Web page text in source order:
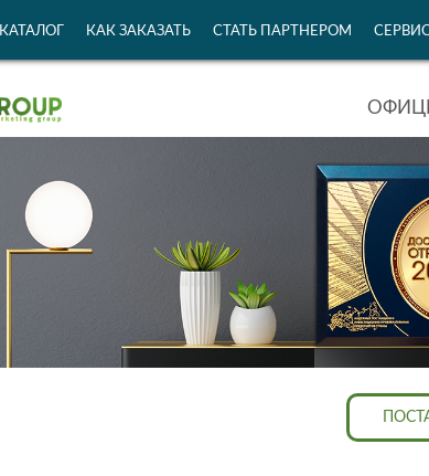
КАТАЛОГ КАК ЗАКАЗАТЬ СТАТЬ ПАРТНЕРОМ